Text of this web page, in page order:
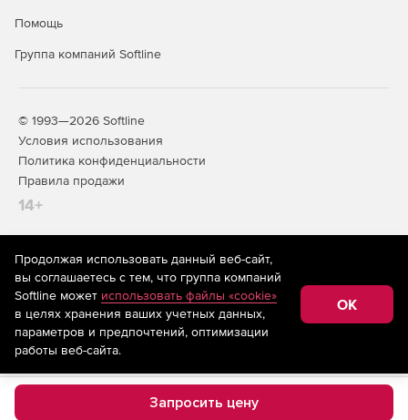
Запросить цену
Помощь
Группа компаний Softline
© 1993—2026 Softline
Условия использования
Политика конфиденциальности
Правила продажи
14+
На информационном ресурсе store.softline.ru применяются
рекомендательные технологии(информационные технологии
предоставления информации на основе сбора,
систематизации и анализа сведений, относящихся к
предпочтениям пользователей сети «Интернет»,
находящихся на территории Российской Федерации)
Продолжая использовать данный веб-сайт,
вы соглашаетесь с тем, что группа компаний
Softline может использовать файлы «cookie»
в целях хранения ваших учетных данных,
параметров и предпочтений, оптимизации
работы веб-сайта.
OK